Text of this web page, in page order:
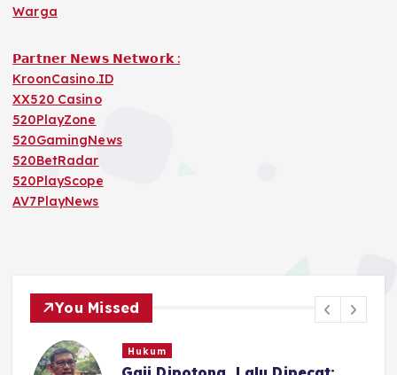
Warga
𝗣𝗮𝗿𝘁𝗻𝗲𝗿 𝗡𝗲𝘄𝘀 𝗡𝗲𝘁𝘄𝗼𝗿𝗸 :
KroonCasino.ID
XX520 Casino
520PlayZone
520GamingNews
520BetRadar
520PlayScope
AV7PlayNews
You Missed
Hukum